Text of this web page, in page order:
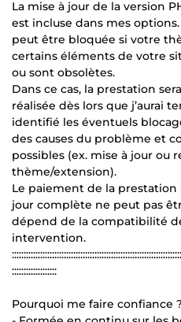
La mise à jour de la version
est incluse dans mes
peut être bloquée si votre
certains éléments de votre
ou sont obsolètes.
Dans ce cas, la prestation
réalisée dès lors que j’aurai
identifié les éventuels
des causes du problème et
possibles (ex. mise à jour ou
thème/extension).
Le paiement de la
jour complète ne peut pas
dépend de la compatibilité
intervention.
:::::::::::::::::::
Pourquoi me faire confiance ?